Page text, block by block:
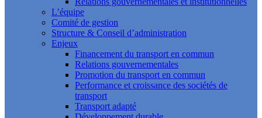
L’équipe
Comité de gestion
Structure & Conseil d’administration
Enjeux
Financement du transport en commun
Relations gouvernementales
Promotion du transport en commun
Performance et croissance des sociétés de
transport
Transport adapté